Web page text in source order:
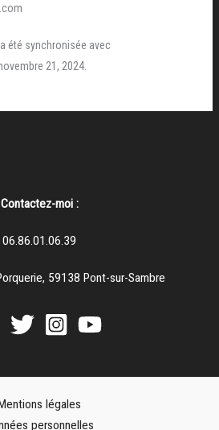
été synchronisée avec
21, 2024.
Contactez-moi :
06.86.01.06.39
59138 Pont-sur-Sambre
légales
personnelles